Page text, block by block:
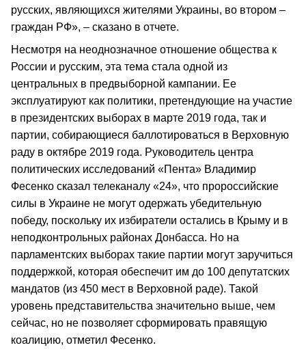
русских, являющихся жителями Украины, во втором –
граждан РФ», – сказано в отчете.
Несмотря на неоднозначное отношение общества к
России и русским, эта тема стала одной из
центральных в предвыборной кампании. Ее
эксплуатируют как политики, претендующие на участие
в президентских выборах в марте 2019 года, так и
партии, собирающиеся баллотироваться в Верховную
раду в октябре 2019 года. Руководитель центра
политических исследований «Пента» Владимир
Фесенко сказал телеканалу «24», что пророссийские
силы в Украине не могут одержать убедительную
победу, поскольку их избиратели остались в Крыму и в
неподконтрольных районах Донбасса. Но на
парламентских выборах такие партии могут заручиться
поддержкой, которая обеспечит им до 100 депутатских
мандатов (из 450 мест в Верховной раде). Такой
уровень представительства значительно выше, чем
сейчас, но не позволяет сформировать правящую
коалицию, отметил Фесенко.